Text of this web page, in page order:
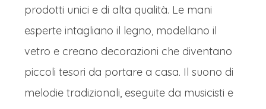
Landskron aggiungono un fascino
unico.Con le Alpi innevate come
sfondo, i mercatini di Villach sono
l'incarnazione della gioia e della
tradizione natalizia, invitando a vivere
prodotti unici e di alta qualità. Le mani
esperte intagliano il legno, modellano il
vetro e creano decorazioni che diventano
piccoli tesori da portare a casa. Il suono di
melodie tradizionali, eseguite da musicisti e